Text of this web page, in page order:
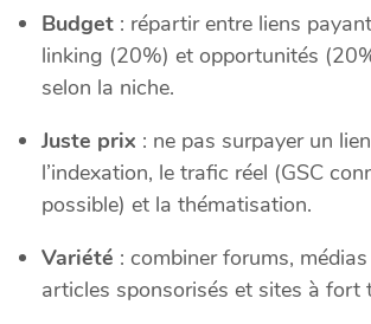
Budget : répartir entre liens
linking (20%) et opportunités
selon la niche.
Juste prix : ne pas surpayer un
l’indexation, le trafic réel (GSC
possible) et la thématisation.
Variété : combiner forums,
articles sponsorisés et sites à fort